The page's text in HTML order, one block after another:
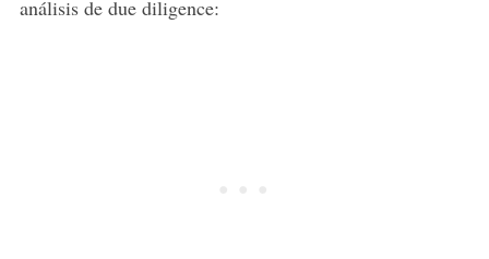
análisis de due diligence: